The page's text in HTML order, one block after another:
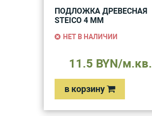
ПОДЛОЖКА ДРЕВЕСНАЯ
STEICO 4 ММ
НЕТ В НАЛИЧИИ
11.5 BYN/м.кв.
в корзину